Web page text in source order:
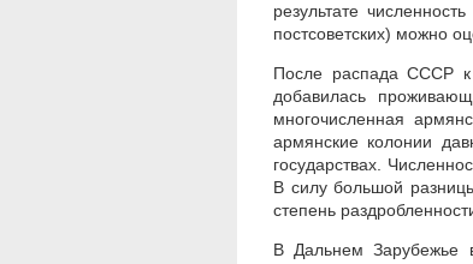
результате
постсоветских) можно
После распада СССР к
добавилась
многочисленная
армянские колонии
государствах.
В силу большой
степень
В Дальнем Зарубежье